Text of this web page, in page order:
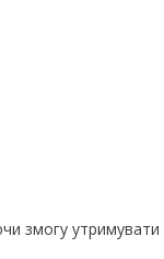
змогу утримувати